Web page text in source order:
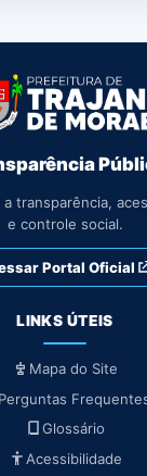
transparência,
e controle social.
Portal Oficial
LINKS ÚTEIS
Mapa do Site
Perguntas
Glossário
Acessibilidade